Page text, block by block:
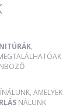
,
AMELYEK
NÁLUNK